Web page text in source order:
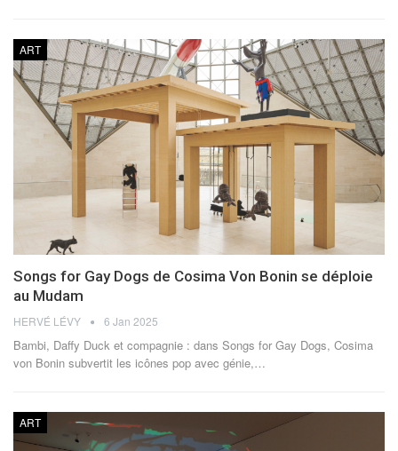
ART
Songs for Gay Dogs de Cosima Von Bonin se déploie
au Mudam
HERVÉ LÉVY 6 Jan 2025
Bambi, Daffy Duck et compagnie : dans Songs for Gay Dogs, Cosima
von Bonin subvertit les icônes pop avec génie, …
ART